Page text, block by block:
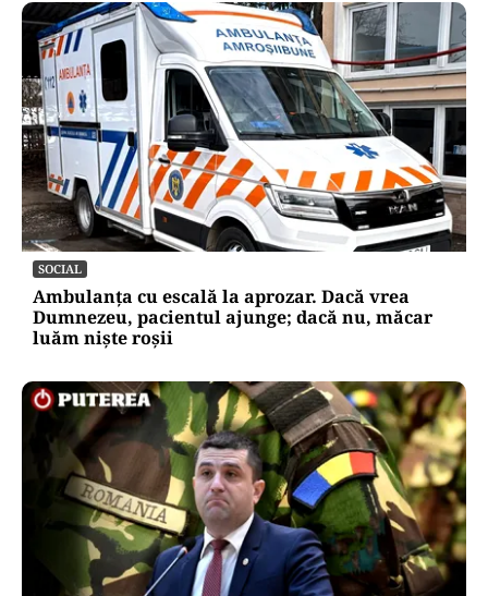
SOCIAL
Ambulanța cu escală la aprozar. Dacă vrea
Dumnezeu, pacientul ajunge; dacă nu, măcar
luăm niște roșii